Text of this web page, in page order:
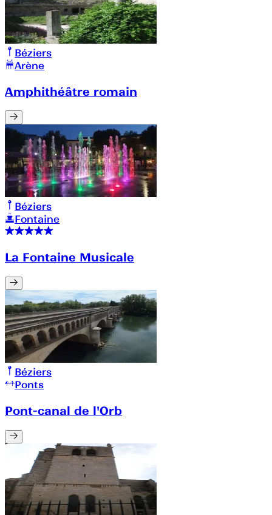
Béziers
Arène
Amphithéâtre romain
Béziers
Fontaine
La Fontaine Musicale
Béziers
Ponts
Pont-canal de l'Orb